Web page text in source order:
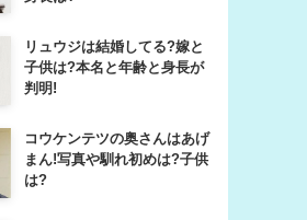
リュウジは結婚してる?嫁と
子供は?本名と年齢と身長が
判明!
コウケンテツの奥さんはあげ
まん!写真や馴れ初めは?子供
は?